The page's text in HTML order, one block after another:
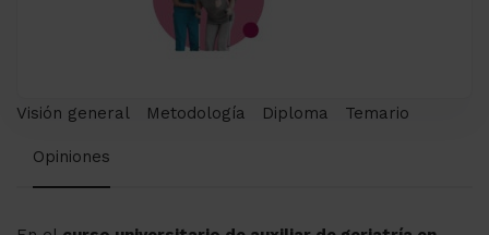
Visión general Metodología Diploma Temario
Opiniones